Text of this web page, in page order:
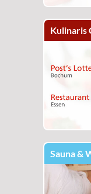
Kulinaris
Sauna &